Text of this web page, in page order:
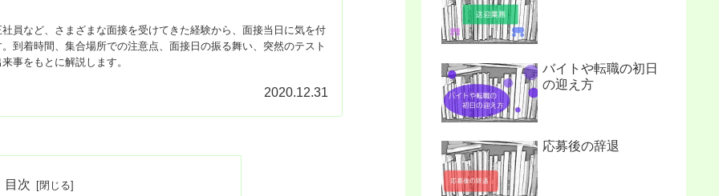
員など、さまざまな面接を受けてきた経験から、面接当日に気を付
到着時間、集合場所での注意点、面接日の振る舞い、突然のテスト
事をもとに解説します。
2020.12.31
目次
バイトや転職の初日
の迎え方
応募後の辞退